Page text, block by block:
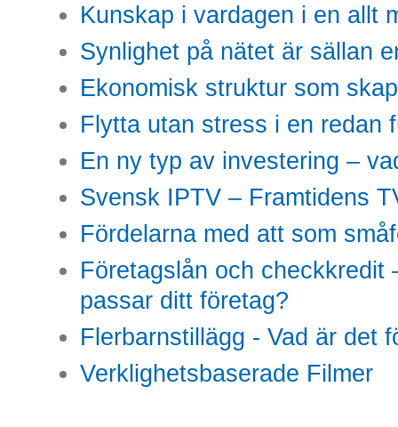
Kunskap i vardagen i en allt
Synlighet på nätet är sällan
Ekonomisk struktur som
Flytta utan stress i en redan
En ny typ av investering –
Svensk IPTV – Framtidens
Fördelarna med att som
Företagslån och checkkredit
passar ditt företag?
Flerbarnstillägg - Vad är det
Verklighetsbaserade Filmer